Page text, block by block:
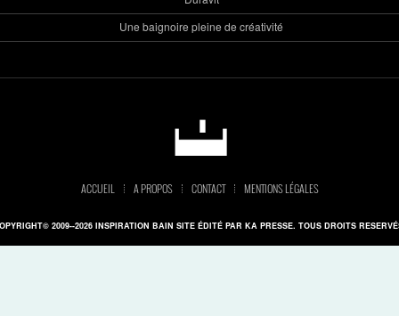
Une baignoire pleine de créativité
ACCUEIL A PROPOS CONTACT MENTIONS LÉGALES
2009--2026 INSPIRATION BAIN SITE ÉDITÉ PAR KA PRESSE. TOUS DROITS